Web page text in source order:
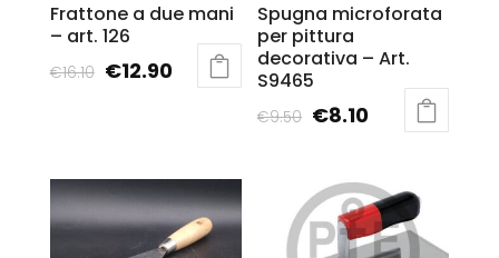
Frattone a due mani
– art. 126
€16.10 €12.90
Spugna microforata
per pittura
decorativa – Art.
S9465
€9.50 €8.10